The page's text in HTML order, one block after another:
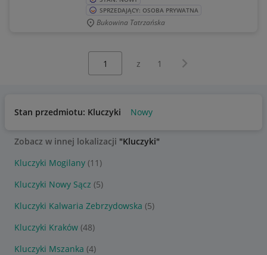
SPRZEDAJĄCY: OSOBA PRYWATNA
Bukowina Tatrzańska
z 1 Następna strona
Stan przedmiotu: Kluczyki Nowy
Zobacz w innej lokalizacji "Kluczyki"
Kluczyki Mogilany (11)
Kluczyki Nowy Sącz (5)
Kluczyki Kalwaria Zebrzydowska (5)
Kluczyki Kraków (48)
Kluczyki Mszanka (4)